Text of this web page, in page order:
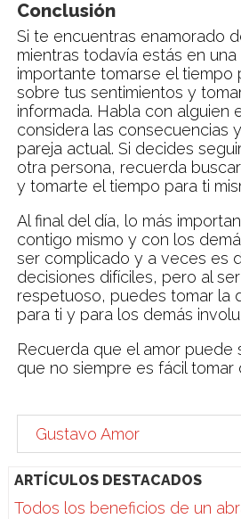
Conclusión
Si te encuentras enamorado
mientras todavía estás en
importante tomarse el tiempo
sobre tus sentimientos y
informada. Habla con alguien
considera las consecuencias
pareja actual. Si decides
otra persona, recuerda
y tomarte el tiempo para ti
Al final del día, lo más
contigo mismo y con los
ser complicado y a veces es
decisiones difíciles, pero al
respetuoso, puedes tomar la
para ti y para los demás
Recuerda que el amor puede
que no siempre es fácil tomar
Gustavo Amor
ARTÍCULOS DESTACADOS
Todos los beneficios de un